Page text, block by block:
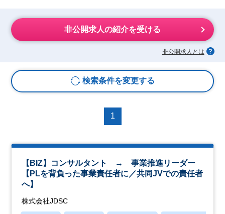
非公開求人の紹介を受ける
非公開求人とは
検索条件を変更する
1
【BIZ】コンサルタント → 事業推進リーダー
【PLを背負った事業責任者に／共同JVでの責任者
へ】
株式会社JDSC